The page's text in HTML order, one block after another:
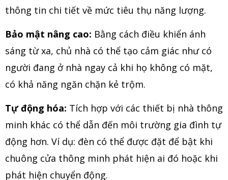
thông tin chi tiết về mức tiêu thụ năng lượng.
Bảo mật nâng cao: Bằng cách điều khiển ánh
sáng từ xa, chủ nhà có thể tạo cảm giác như có
người đang ở nhà ngay cả khi họ không có mặt,
có khả năng ngăn chặn kẻ trộm.
Tự động hóa: Tích hợp với các thiết bị nhà thông
minh khác có thể dẫn đến môi trường gia đình tự
động hơn. Ví dụ: đèn có thể được đặt để bật khi
chuông cửa thông minh phát hiện ai đó hoặc khi
phát hiện chuyển động.